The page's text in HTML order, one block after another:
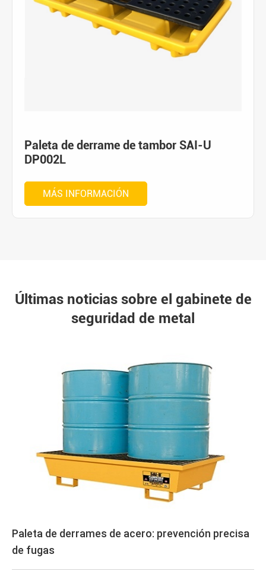
Paleta de derrame de tambor SAI-U
DP002L
MÁS INFORMACIÓN
Últimas noticias sobre el gabinete de
seguridad de metal
Paleta de derrames de acero: prevención precisa
de fugas